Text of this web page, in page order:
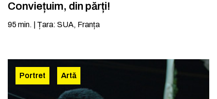
Conviețuim, din părți!
95 min. Țara: SUA, Franța
Portret Artă